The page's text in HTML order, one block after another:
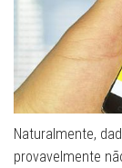
Naturalmente,
provavelmente